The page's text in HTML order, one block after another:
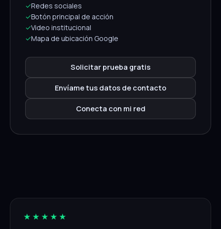
✓Redes sociales
✓Botón principal de acción
✓Video institucional
✓Mapa de ubicación Google
Solicitar prueba gratis
Envíame tus datos de contacto
Conecta con mi red
★★★★★